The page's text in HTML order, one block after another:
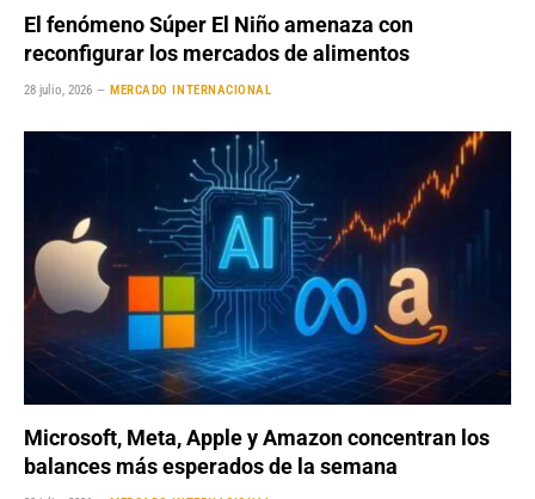
El fenómeno Súper El Niño amenaza con
reconfigurar los mercados de alimentos
28 julio, 2026 MERCADO INTERNACIONAL
Microsoft, Meta, Apple y Amazon concentran los
balances más esperados de la semana